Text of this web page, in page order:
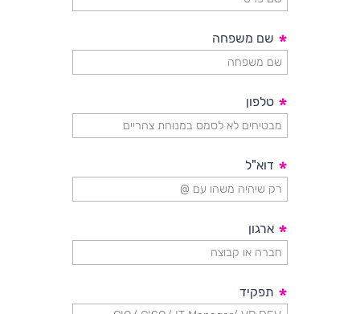
שם משפחה *
טלפון *
דוא"ל *
ארגון *
תפקיד *